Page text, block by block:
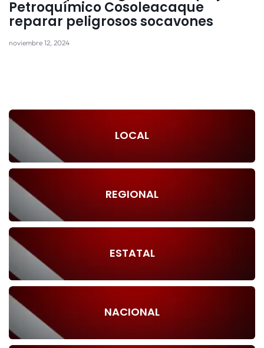
Petroquímico Cosoleacaque
reparar peligrosos socavones
noviembre 12, 2024
LOCAL
REGIONAL
ESTATAL
NACIONAL